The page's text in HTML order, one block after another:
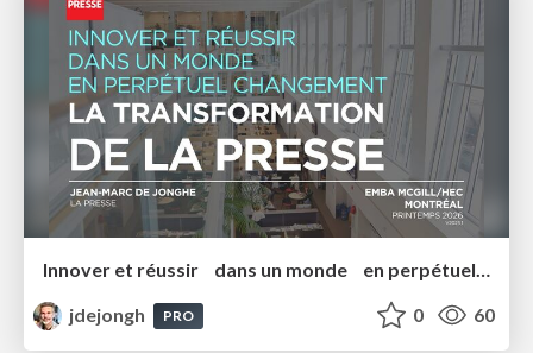
Innover et réussir dans un monde en perpétuel changement EMBA 2026
jdejongh
PRO 0 60